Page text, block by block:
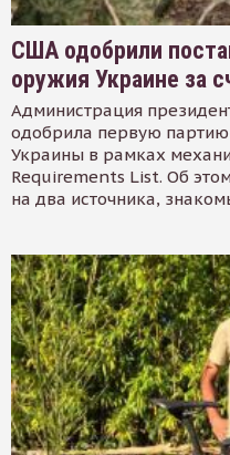
США одобрили
оружия Украине за
Администрация
одобрила первую
Украины в рамках
Requirements List. Об
на два источника,